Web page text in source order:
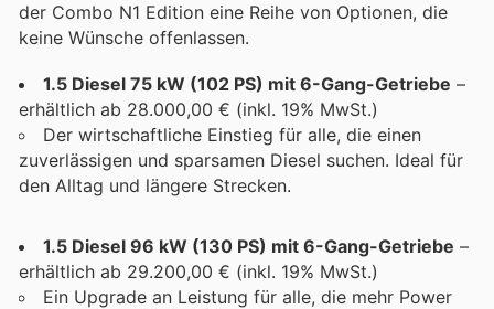
der Combo N1 Edition eine Reihe von Optionen, die
keine Wünsche offenlassen.
1.5 Diesel 75 kW (102 PS) mit 6-Gang-Getriebe –
erhältlich ab 28.000,00 € (inkl. 19% MwSt.)
Der wirtschaftliche Einstieg für alle, die einen
zuverlässigen und sparsamen Diesel suchen. Ideal für
den Alltag und längere Strecken.
1.5 Diesel 96 kW (130 PS) mit 6-Gang-Getriebe –
erhältlich ab 29.200,00 € (inkl. 19% MwSt.)
Ein Upgrade an Leistung für alle, die mehr Power